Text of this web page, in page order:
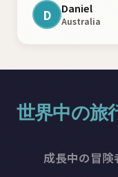
D Daniel
Australia
世界中の旅
成長中の冒険